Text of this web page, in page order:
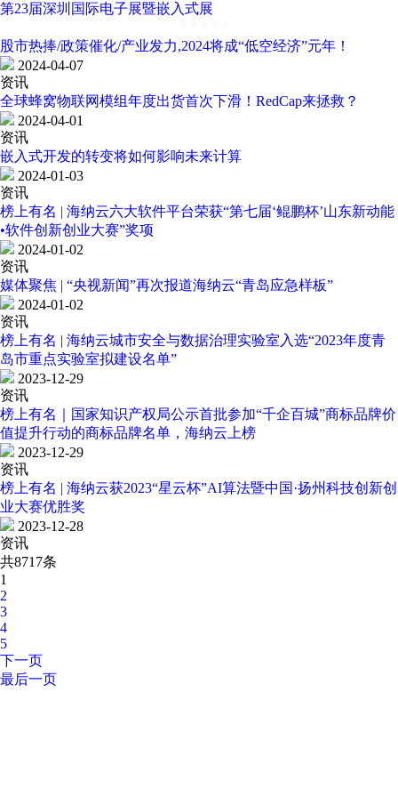
第23届深圳国际电子展暨嵌入式展
股市热捧/政策催化/产业发力,2024将成“低空经济”元年！
2024-04-07
资讯
全球蜂窝物联网模组年度出货首次下滑！RedCap来拯救？
2024-04-01
资讯
嵌入式开发的转变将如何影响未来计算
2024-01-03
资讯
榜上有名 | 海纳云六大软件平台荣获“第七届‘鲲鹏杯’山东新动能
•软件创新创业大赛”奖项
2024-01-02
资讯
媒体聚焦 | “央视新闻”再次报道海纳云“青岛应急样板”
2024-01-02
资讯
榜上有名 | 海纳云城市安全与数据治理实验室入选“2023年度青
岛市重点实验室拟建设名单”
2023-12-29
资讯
榜上有名｜国家知识产权局公示首批参加“千企百城”商标品牌价
值提升行动的商标品牌名单，海纳云上榜
2023-12-29
资讯
榜上有名 | 海纳云获2023“星云杯”AI算法暨中国·扬州科技创新创
业大赛优胜奖
2023-12-28
资讯
共8717条
1
2
3
4
5
下一页
最后一页